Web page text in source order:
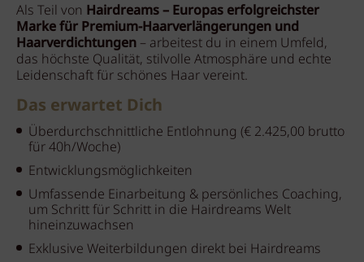
Als Teil von Hairdreams – Europas erfolgreichster
Marke für Premium-Haarverlängerungen und
Haarverdichtungen – arbeitest du in einem Umfeld,
das höchste Qualität, stilvolle Atmosphäre und echte
Leidenschaft für schönes Haar vereint.
Das erwartet Dich
Überdurchschnittliche Entlohnung (€ 2.425,00 brutto
für 40h/Woche)
Entwicklungsmöglichkeiten
Umfassende Einarbeitung & persönliches Coaching,
um Schritt für Schritt in die Hairdreams Welt
hineinzuwachsen
Exklusive Weiterbildungen direkt bei Hairdreams